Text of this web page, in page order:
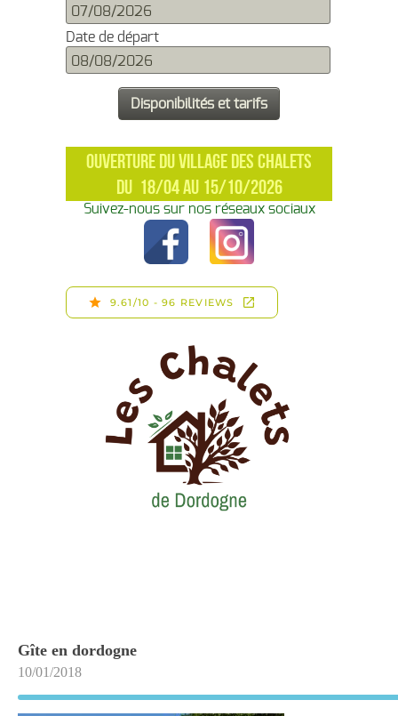
Date de départ
OUVERTURE DU VILLAGE DES CHALETS
DU 18/04 AU 15/10/2026
Suivez-nous sur nos réseaux sociaux
Gîte en dordogne
10/01/2018